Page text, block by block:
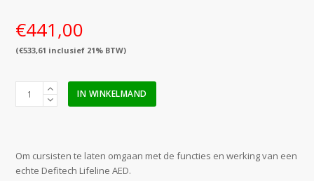
€441,00
(€533,61 inclusief 21% BTW)
Defibtech
aantal
IN WINKELMAND
Om cursisten te laten omgaan met de functies en werking van een
echte Defitech Lifeline AED.